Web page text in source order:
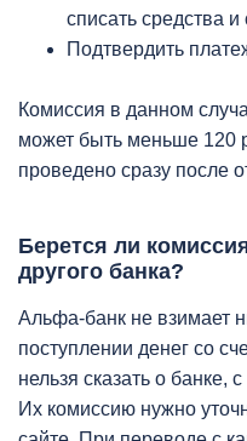
списать средства и
Подтвердить
Комиссия в данном
может быть меньше 120
проведено сразу после
Берется ли
другого банка?
Альфа-банк не взимает
поступлении денег со
нельзя сказать о банке,
Их комиссию нужно